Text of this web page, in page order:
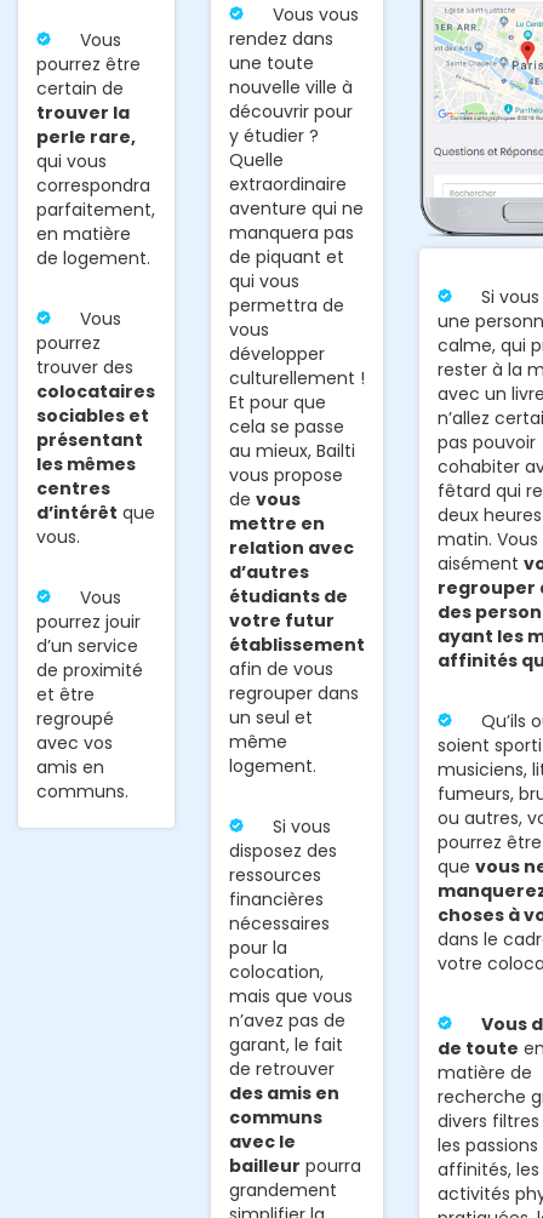
Vous
pourrez être
certain de
trouver la
perle rare,
qui vous
correspondra
parfaitement,
en matière
de logement.
Vous
pourrez
trouver des
colocataires
sociables et
présentant
les mêmes
centres
d’intérêt que
vous.
Vous
pourrez jouir
d’un service
de proximité
et être
regroupé
avec vos
amis en
communs.
Vous vous
rendez dans
une toute
nouvelle ville à
découvrir pour
y étudier ?
Quelle
extraordinaire
aventure qui ne
manquera pas
de piquant et
qui vous
permettra de
vous
développer
culturellement !
Et pour que
cela se passe
au mieux, Bailti
vous propose
de vous
mettre en
relation avec
d’autres
étudiants de
votre futur
établissement
afin de vous
regrouper dans
un seul et
même
logement.
Si vous
disposez des
ressources
financières
nécessaires
pour la
colocation,
mais que vous
n’avez pas de
garant, le fait
de retrouver
des amis en
communs
avec le
bailleur pourra
grandement
Si
une
calme, qui
rester à la
avec un
n’allez
pas pouvoir
cohabiter
fêtard qui
deux
matin.
aisément
regrouper
des
ayant les
affinités
Qu’ils
soient
musiciens,
fumeurs,
ou autres,
pourrez
que vous
choses à
dans le
votre
Vous
de toute
matière de
recherche
divers
les
affinités, les
activités